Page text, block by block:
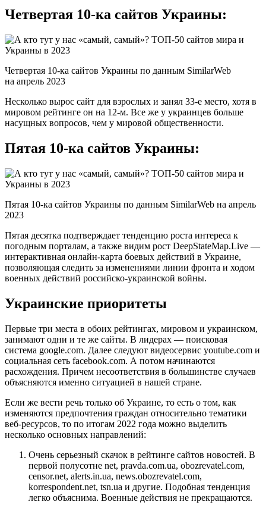
Четвертая 10-ка сайтов Украины:
Четвертая 10-ка сайтов Украины по данным SimilarWeb
на апрель 2023
Несколько вырос сайт для взрослых и занял 33-е место, хотя в
мировом рейтинге он на 12-м. Все же у украинцев больше
насущных вопросов, чем у мировой общественности.
Пятая 10-ка сайтов Украины:
Пятая 10-ка сайтов Украины по данным SimilarWeb на апрель
2023
Пятая десятка подтверждает тенденцию роста интереса к
погодным порталам, а также видим рост DeepStateMap.Live —
интерактивная онлайн-карта боевых действий в Украине,
позволяющая следить за изменениями линии фронта и ходом
военных действий российско-украинской войны.
Украинские приоритеты
Первые три места в обоих рейтингах, мировом и украинском,
занимают одни и те же сайты. В лидерах — поисковая
система google.com. Далее следуют видеосервис youtube.com и
социальная сеть facebook.com. А потом начинаются
расхождения. Причем несоответствия в большинстве случаев
объясняются именно ситуацией в нашей стране.
Если же вести речь только об Украине, то есть о том, как
изменяются предпочтения граждан относительно тематики
веб-ресурсов, то по итогам 2022 года можно выделить
несколько основных направлений:
Очень серьезный скачок в рейтинге сайтов новостей. В
первой полусотне net, pravda.com.ua, obozrevatel.com,
censor.net, alerts.in.ua, news.obozrevatel.com,
korrespondent.net, tsn.ua и другие. Подобная тенденция
легко объяснима. Военные действия не прекращаются.